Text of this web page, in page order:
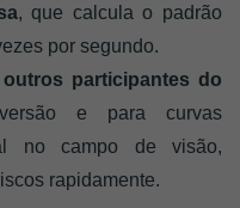
, que calcula o padrão
por segundo.
participantes do
e para curvas
no campo de visão,
rapidamente.